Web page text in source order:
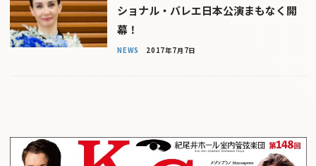
ショナル・バレエ日本公演まもなく開
幕！
NEWS 2017年7月7日